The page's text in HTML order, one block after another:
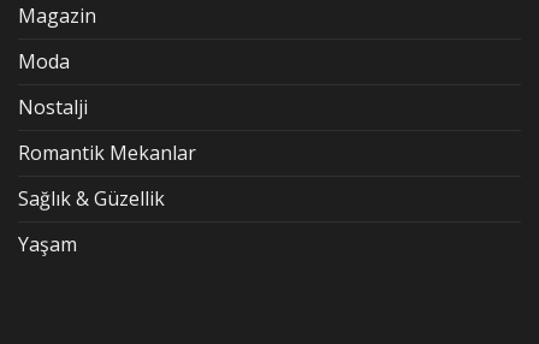
Magazin
Moda
Nostalji
Romantik Mekanlar
Sağlık & Güzellik
Yaşam